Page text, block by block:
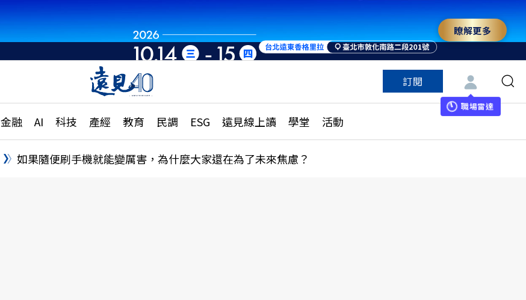
瞭解更多
訂閱
職場雷達
金融 AI 科技 產經 教育 民調 ESG 遠見線上讀 學堂 活動
國際
特輯
大學升學、職涯攻略
縣市施政調查全解析
更多訂閱方案
特色頻道
如果隨便刷手機就能變厲害，為什麼大家還在為了未來焦慮？